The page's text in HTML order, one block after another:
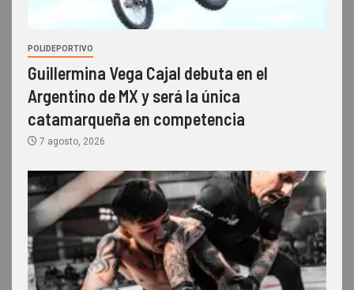
POLIDEPORTIVO
Guillermina Vega Cajal debuta en el
Argentino de MX y será la única
catamarqueña en competencia
7 agosto, 2026